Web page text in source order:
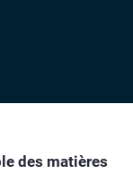
des matières